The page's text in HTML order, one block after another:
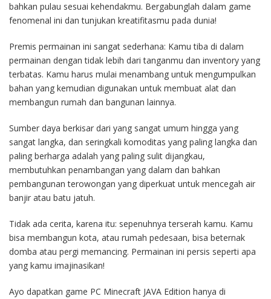
bahkan pulau sesuai kehendakmu. Bergabunglah dalam game
fenomenal ini dan tunjukan kreatifitasmu pada dunia!
Premis permainan ini sangat sederhana: Kamu tiba di dalam
permainan dengan tidak lebih dari tanganmu dan inventory yang
terbatas. Kamu harus mulai menambang untuk mengumpulkan
bahan yang kemudian digunakan untuk membuat alat dan
membangun rumah dan bangunan lainnya.
Sumber daya berkisar dari yang sangat umum hingga yang
sangat langka, dan seringkali komoditas yang paling langka dan
paling berharga adalah yang paling sulit dijangkau,
membutuhkan penambangan yang dalam dan bahkan
pembangunan terowongan yang diperkuat untuk mencegah air
banjir atau batu jatuh.
Tidak ada cerita, karena itu: sepenuhnya terserah kamu. Kamu
bisa membangun kota, atau rumah pedesaan, bisa beternak
domba atau pergi memancing. Permainan ini persis seperti apa
yang kamu imajinasikan!
Ayo dapatkan game PC Minecraft JAVA Edition hanya di